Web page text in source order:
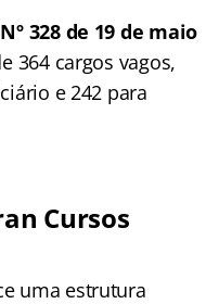
328 de 19 de maio
364 cargos vagos,
e 242 para
Cursos
uma estrutura